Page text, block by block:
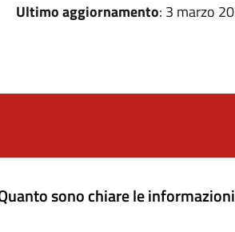
Ultimo aggiornamento: 3 marzo
sono chiare le